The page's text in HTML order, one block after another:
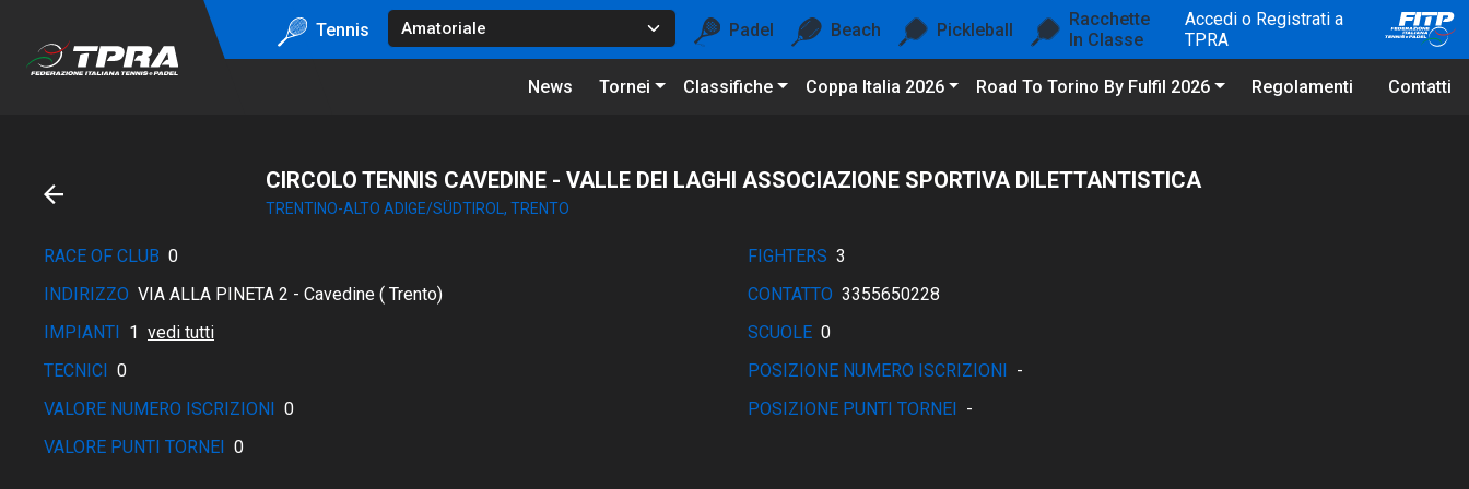
Tennis Padel Beach Pickleball
Racchette
In Classe
Accedi o Registrati a
TPRA
News Tornei Classifiche Coppa Italia 2026 Road To Torino By Fulfil 2026 Regolamenti Contatti
CIRCOLO TENNIS CAVEDINE - VALLE DEI LAGHI ASSOCIAZIONE SPORTIVA DILETTANTISTICA
TRENTINO-ALTO ADIGE/SÜDTIROL, TRENTO
RACE OF CLUB 0 FIGHTERS 3
INDIRIZZO VIA ALLA PINETA 2 - Cavedine ( Trento) CONTATTO 3355650228
IMPIANTI 1 vedi tutti SCUOLE 0
TECNICI 0 POSIZIONE NUMERO ISCRIZIONI -
VALORE NUMERO ISCRIZIONI 0 POSIZIONE PUNTI TORNEI -
VALORE PUNTI TORNEI 0